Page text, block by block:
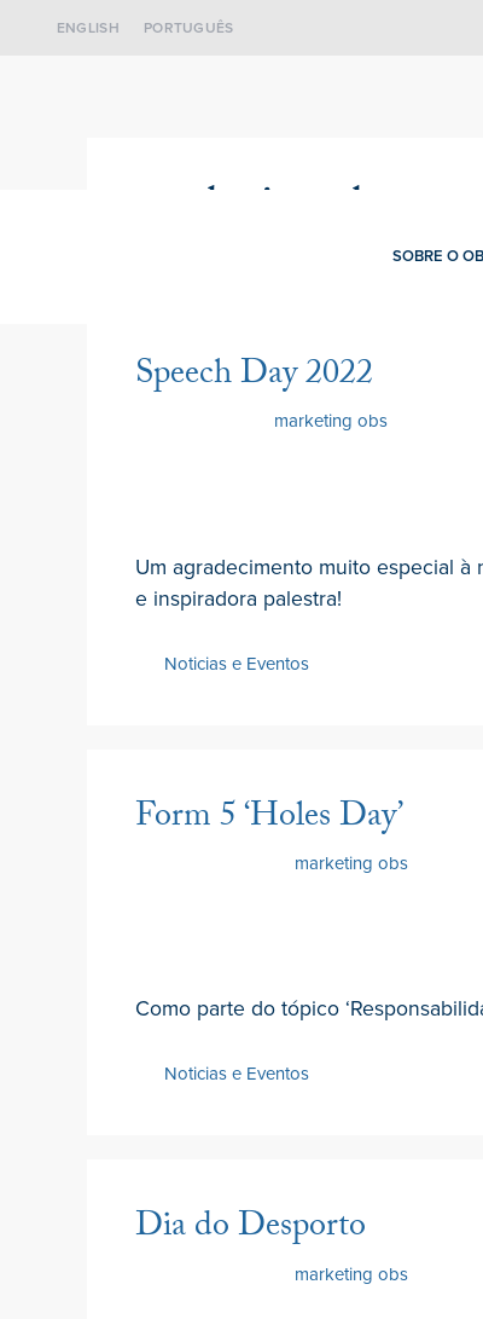
ENGLISH PORTUGUÊS
SOBRE O
marketing obs
Speech Day 2022
marketing obs
Um agradecimento muito especial à
e inspiradora palestra!
Noticias e Eventos
Form 5 ‘Holes Day’
marketing obs
Como parte do tópico
Noticias e Eventos
Dia do Desporto
marketing obs